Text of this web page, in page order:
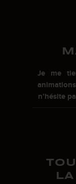
Je me
n’hésite